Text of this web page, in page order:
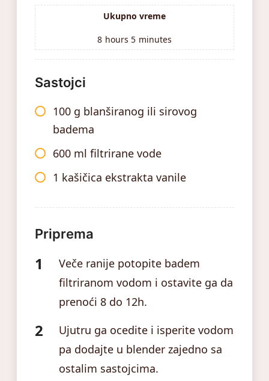
Ukupno vreme
8 hours 5 minutes
Sastojci
100 g blanširanog ili sirovog
badema
600 ml filtrirane vode
1 kašičica ekstrakta vanile
Priprema
Veče ranije potopite badem
filtriranom vodom i ostavite ga da
prenoći 8 do 12h.
Ujutru ga ocedite i isperite vodom
pa dodajte u blender zajedno sa
ostalim sastojcima.